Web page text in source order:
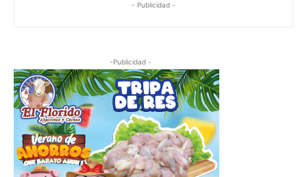
- Publicidad -
-Publicidad -